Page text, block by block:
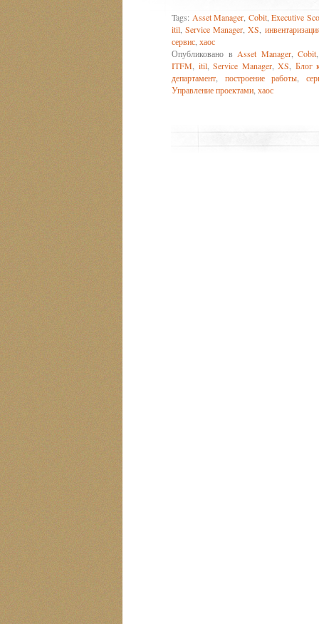
Tags: Asset Manager Cobit,Executive
itil ,Service Manager ,XS
сервис хаос
Опубликовано в Asset Manager,Cobit
ITFM
itil,Service Manager,XS
Блог
департамент
построение работы
Управление проектами хаос